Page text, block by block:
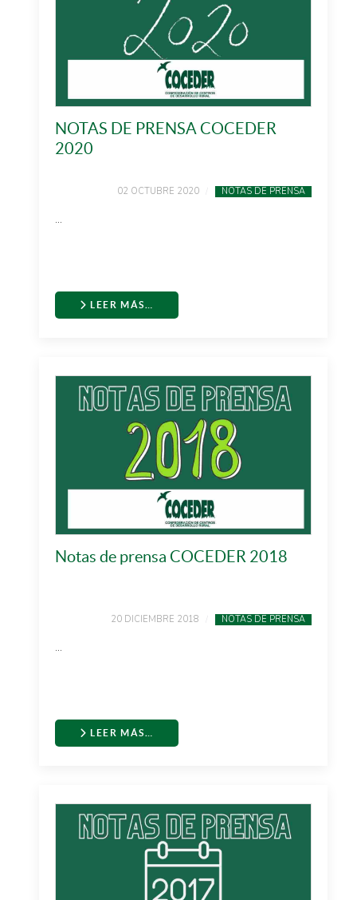
NOTAS DE PRENSA COCEDER
2020
02 OCTUBRE 2020 NOTAS DE PRENSA
...
LEER MÁS…
Notas de prensa COCEDER 2018
20 DICIEMBRE 2018 NOTAS DE PRENSA
...
LEER MÁS…